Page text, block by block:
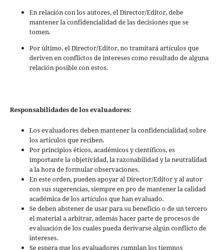
En relación con los autores, el Director/Editor, debe
mantener la confidencialidad de las decisiones que se
tomen.
Por último, el Director/Editor, no tramitará artículos que
deriven en conflictos de intereses como resultado de alguna
relación posible con estos.
Responsabilidades de los evaluadores:
Los evaluadores deben mantener la confidencialidad sobre
los artículos que reciben.
Por principios éticos, académicos y científicos, es
importante la objetividad, la razonabilidad y la neutralidad
a la hora de formular observaciones.
En este orden, pueden apoyar al Director/Editor y al autor
con sus sugerencias, siempre en pro de mantener la calidad
académica de los artículos que han evaluado.
Se deben abstener de usar para su beneficio o de un tercero
el material a arbitrar, además hacer parte de procesos de
evaluación de los cuales pueda derivarse algún conflicto de
intereses.
Se espera que los evaluadores cumplan los tiempos